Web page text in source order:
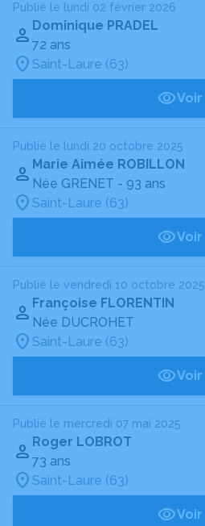
Publié le lundi 02 février 2026
Dominique PRADEL
72 ans
Saint-Laure (63)
Voir
Publié le lundi 20 octobre 2025
Marie Aimée ROBILLON
Née GRENET - 93 ans
Saint-Laure (63)
Voir
Publié le vendredi 10 octobre 2025
Françoise FLORENTIN
Née DUCROHET
Saint-Laure (63)
Voir
Publié le mercredi 07 mai 2025
Roger LOBROT
73 ans
Saint-Laure (63)
Voir